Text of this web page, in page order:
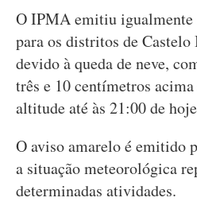
O IPMA emitiu igualmente
para os distritos de Castelo
devido à queda de neve,
três e 10 centímetros
altitude até às 21:00 de
O aviso amarelo é emitido
a situação meteorológica
determinadas atividades.